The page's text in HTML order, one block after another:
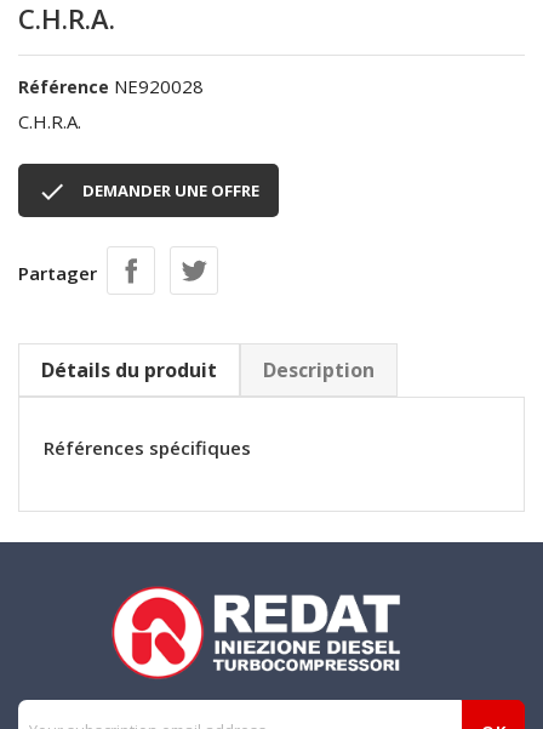
C.H.R.A.
Référence NE920028
C.H.R.A.
 DEMANDER UNE OFFRE
Partager
Détails du produit Description
Références spécifiques